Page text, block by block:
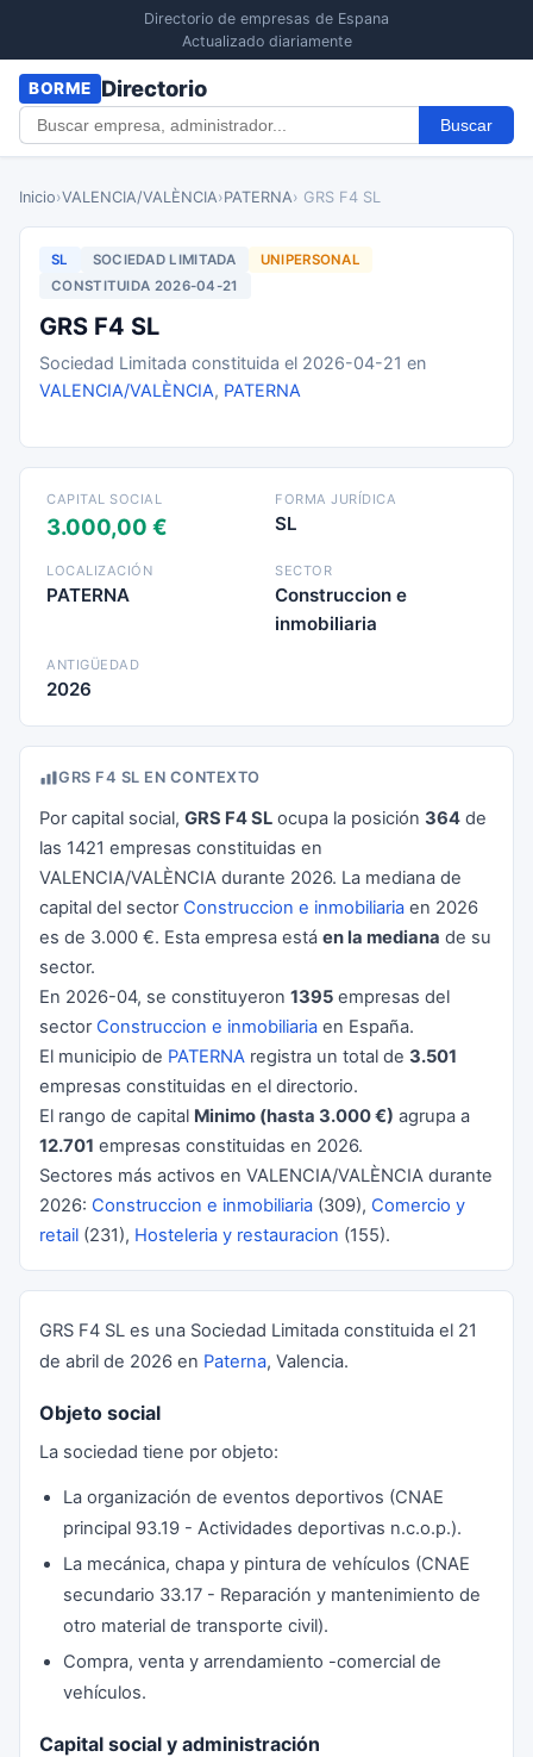
Directorio de empresas de Espana
Actualizado diariamente
BORME Directorio
Buscar
Inicio›VALENCIA/VALÈNCIA›PATERNA› GRS F4 SL
SL SOCIEDAD LIMITADA
UNIPERSONAL
CONSTITUIDA 2026-04-21
GRS F4 SL
Sociedad Limitada constituida el 2026-04-21 en
VALENCIA/VALÈNCIA, PATERNA
CAPITAL SOCIAL
3.000,00 €
FORMA JURÍDICA
SL
LOCALIZACIÓN
PATERNA
SECTOR
Construccion e
inmobiliaria
ANTIGÜEDAD
2026
GRS F4 SL EN CONTEXTO
Por capital social, GRS F4 SL ocupa la posición 364 de
las 1421 empresas constituidas en
VALENCIA/VALÈNCIA durante 2026. La mediana de
capital del sector Construccion e inmobiliaria en 2026
es de 3.000 €. Esta empresa está en la mediana de su
sector.
En 2026-04, se constituyeron 1395 empresas del
sector Construccion e inmobiliaria en España.
El municipio de PATERNA registra un total de 3.501
empresas constituidas en el directorio.
El rango de capital Minimo (hasta 3.000 €) agrupa a
12.701 empresas constituidas en 2026.
Sectores más activos en VALENCIA/VALÈNCIA durante
2026: Construccion e inmobiliaria (309), Comercio y
retail (231), Hosteleria y restauracion (155).
GRS F4 SL es una Sociedad Limitada constituida el 21
de abril de 2026 en Paterna, Valencia.
Objeto social
La sociedad tiene por objeto:
La organización de eventos deportivos (CNAE
principal 93.19 - Actividades deportivas n.c.o.p.).
La mecánica, chapa y pintura de vehículos (CNAE
secundario 33.17 - Reparación y mantenimiento de
otro material de transporte civil).
Compra, venta y arrendamiento -comercial de
vehículos.
Capital social y administración